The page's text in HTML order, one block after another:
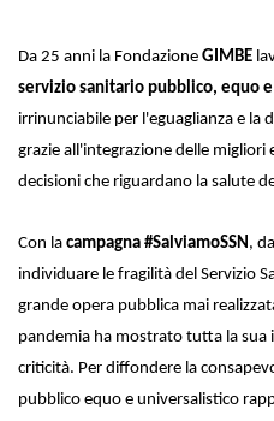
Da 25 anni la Fondazione GIMBE
servizio sanitario pubblico, equo
irrinunciabile per l'eguaglianza e
grazie all'integrazione delle
decisioni che riguardano la salute
Con la campagna #SalviamoSSN,
individuare le fragilità del Servizio
grande opera pubblica mai
pandemia ha mostrato tutta la sua
criticità. Per diffondere la
pubblico equo e universalistico